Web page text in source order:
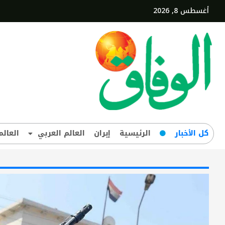
أغسطس 8, 2026
کل‌ الأخبار الرئيسية إيران العالم العربي